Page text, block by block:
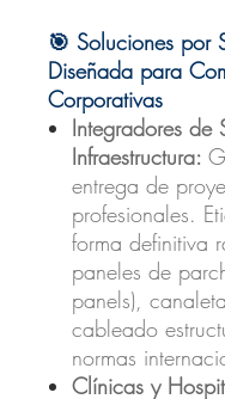
🎯 Soluciones por
Diseñada para
Corporativas
Integradores de
Infraestructura:
entrega de
profesionales.
forma definitiva
paneles de
panels),
cableado
normas
Clínicas y